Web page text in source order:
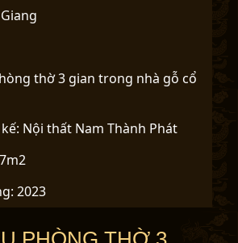
thờ 3 gian trong nhà gỗ cổ
Nội thất Nam Thành Phát
2023